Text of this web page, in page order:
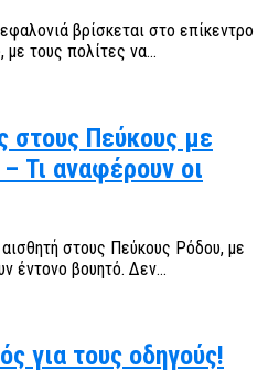
βρίσκεται στο επίκεντρο
με τους πολίτες να...
στους Πεύκους με
Τι αναφέρουν οι
αισθητή στους Πεύκους Ρόδου, με
έντονο βουητό. Δεν...
για τους οδηγούς!